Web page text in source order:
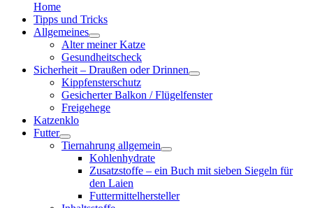
Home
Tipps und Tricks
Allgemeines
Alter meiner Katze
Gesundheitscheck
Sicherheit – Draußen oder Drinnen
Kippfensterschutz
Gesicherter Balkon / Flügelfenster
Freigehege
Katzenklo
Futter
Tiernahrung allgemein
Kohlenhydrate
Zusatzstoffe – ein Buch mit sieben Siegeln für
den Laien
Futtermittelhersteller